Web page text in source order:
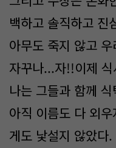
백하고 솔직하고 진
아무도 죽지 않고
자꾸나...자!!이제
나는 그들과 함께
아직 이름도 다 외
게도 낯설지 않았다.